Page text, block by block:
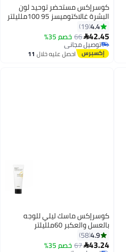
كوسرإكس مستحضر توحيد لون
البشرة غالاكتوميسز 95 100ملليلتر
4.4
19
42.45
66 خصم 35%
توصيل مجاني
توصيل مجانياحصل عليه خلال 11
كوسرإكس ماسك ليلي للوجه
بالعسل والعكبر 60ملليلتر
4.9
58
43.24
67 خصم 35%